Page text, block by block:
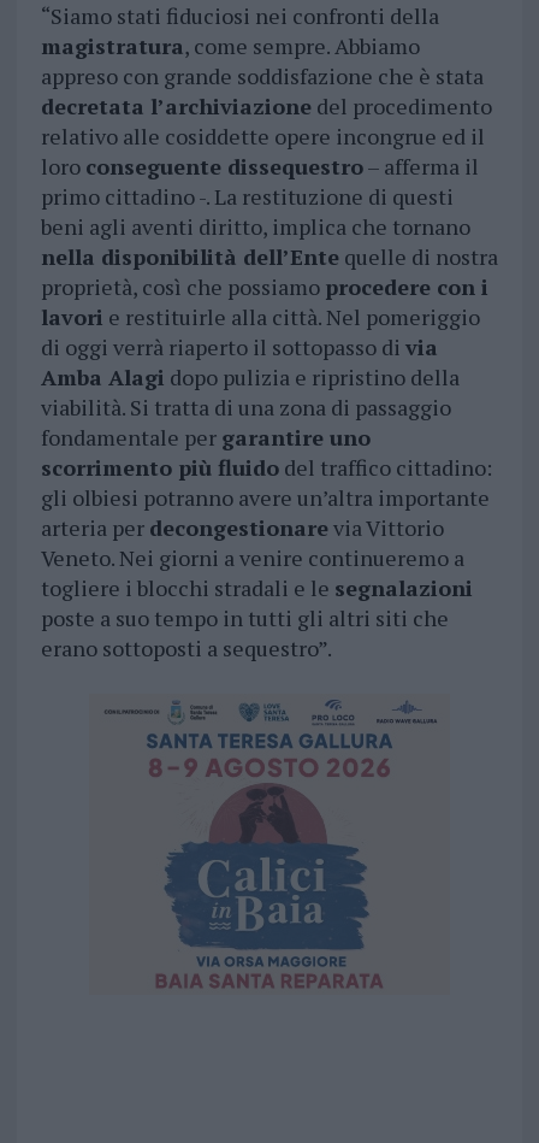
“Siamo stati fiduciosi nei confronti della
magistratura, come sempre. Abbiamo
appreso con grande soddisfazione che è stata
decretata l’archiviazionedel procedimento
relativo alle cosiddette opere incongrue ed il
loro conseguente dissequestro– afferma il
primo cittadino -. La restituzione di questi
beni agli aventi diritto, implica che tornano
nella disponibilità dell’Entequelle di nostra
proprietà, così che possiamo procedere con i
lavori e restituirle alla città. Nel pomeriggio
di oggi verrà riaperto il sottopasso di via
Amba Alagi dopo pulizia e ripristino della
viabilità. Si tratta di una zona di passaggio
fondamentale per garantire uno
scorrimento più fluidodel traffico cittadino:
gli olbiesi potranno avere un’altra importante
arteria per decongestionarevia Vittorio
Veneto. Nei giorni a venire continueremo a
togliere i blocchi stradali e le segnalazioni
poste a suo tempo in tutti gli altri siti che
erano sottoposti a sequestro”.